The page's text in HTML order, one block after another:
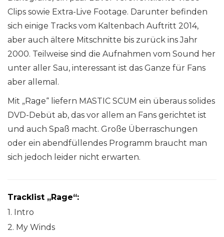
Clips sowie Extra-Live Footage. Darunter befinden
sich einige Tracks vom Kaltenbach Auftritt 2014,
aber auch ältere Mitschnitte bis zurück ins Jahr
2000. Teilweise sind die Aufnahmen vom Sound her
unter aller Sau, interessant ist das Ganze für Fans
aber allemal.
Mit „Rage“ liefern MASTIC SCUM ein überaus solides
DVD-Debüt ab, das vor allem an Fans gerichtet ist
und auch Spaß macht. Große Überraschungen
oder ein abendfüllendes Programm braucht man
sich jedoch leider nicht erwarten.
Tracklist „Rage“:
1. Intro
2. My Winds